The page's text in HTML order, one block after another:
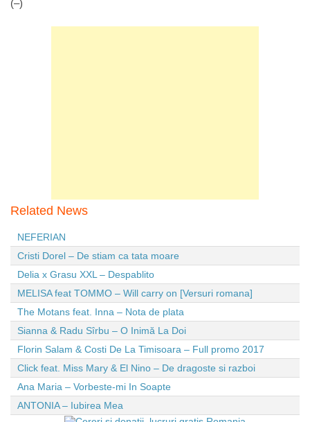
(–)
Related News
NEFERIAN
Cristi Dorel – De stiam ca tata moare
Delia x Grasu XXL – Despablito
MELISA feat TOMMO – Will carry on [Versuri romana]
The Motans feat. Inna – Nota de plata
Sianna & Radu Sîrbu – O Inimă La Doi
Florin Salam & Costi De La Timisoara – Full promo 2017
Click feat. Miss Mary & El Nino – De dragoste si razboi
Ana Maria – Vorbeste-mi In Soapte
ANTONIA – Iubirea Mea